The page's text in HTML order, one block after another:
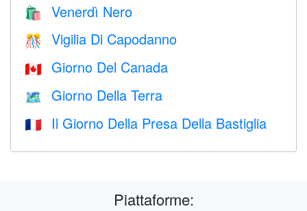
🛍 Venerdì Nero
🎊 Vigilia Di Capodanno
🇨🇦 Giorno Del Canada
🗺️ Giorno Della Terra
🇫🇷 Il Giorno Della Presa Della Bastiglia
Piattaforme: